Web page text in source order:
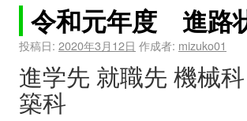
令和元年度 進路
投稿日: 2020年3月12日 作成者: mizuko01
進学先 就職先 機械
築科